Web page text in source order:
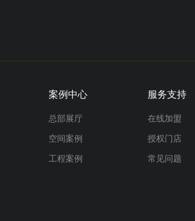
案例中心
总部展厅
空间案例
工程案例
服务支持
在线加盟
授权门店
常见问题